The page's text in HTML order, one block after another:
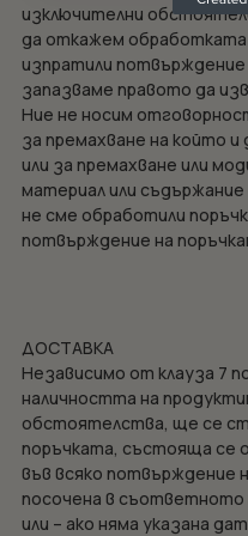
изключителни
да откажем обработката
изпратили потвърждение
запазваме правото да
Ние не носим
за премахване на който
или за премахване или
материал или
не сме обработили
потвърждение на
ДОСТАВКА
Независимо от клауза 7
наличността на
обстоятелства, ще се
поръчката, състояща се
във всяко потвърждение
посочена в
или – ако няма указана